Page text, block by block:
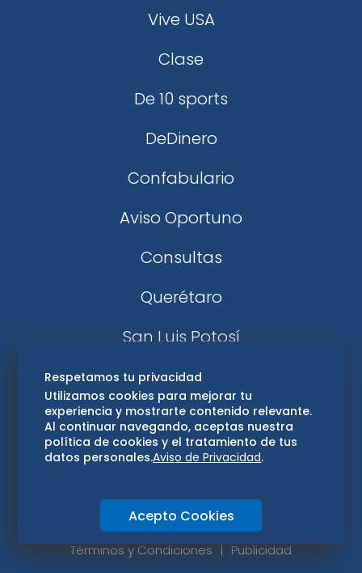
Vive USA
Clase
De 10 sports
DeDinero
Confabulario
Aviso Oportuno
Consultas
Querétaro
San Luis Potosí
Edomex
Consultas
Hidalgo
Oaxaca
Aviso de privacidad
Directorio
Términos y Condiciones
Publicidad
Respetamos tu privacidad
Utilizamos cookies para mejorar tu
experiencia y mostrarte contenido relevante.
Al continuar navegando, aceptas nuestra
política de cookies y el tratamiento de tus
datos personales.Aviso de Privacidad.
Acepto Cookies